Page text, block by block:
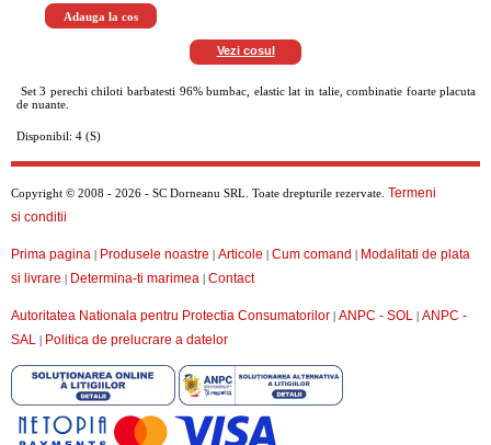
Vezi cosul
Set 3 perechi chiloti barbatesti 96% bumbac, elastic lat in talie, combinatie foarte placuta
de nuante.
Disponibil: 4 (S)
Copyright © 2008 - 2026 - SC Dorneanu SRL. Toate drepturile rezervate. Termeni
si conditii
Prima pagina | Produsele noastre | Articole | Cum comand | Modalitati de plata
si livrare | Determina-ti marimea | Contact
Autoritatea Nationala pentru Protectia Consumatorilor | ANPC - SOL | ANPC -
SAL | Politica de prelucrare a datelor